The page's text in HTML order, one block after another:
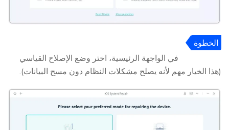
الخطوة
في الواجهة الرئيسية، اختر وضع الإصلاح القياسي
(هذا الخيار مهم لأنه يصلح مشكلات النظام دون مسح البيانات).